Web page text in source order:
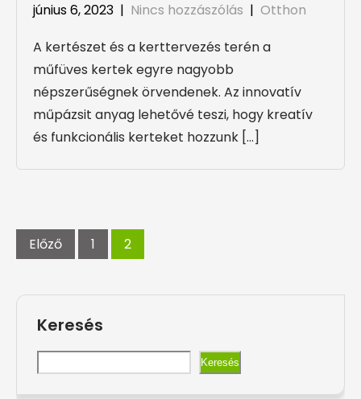
június 6, 2023 | Nincs hozzászólás | Otthon
A kertészet és a kerttervezés terén a
műfüves kertek egyre nagyobb
népszerűségnek örvendenek. Az innovatív
műpázsit anyag lehetővé teszi, hogy kreatív
és funkcionális kerteket hozzunk […]
lapozása
Előző 1 2
Keresés
Keresés